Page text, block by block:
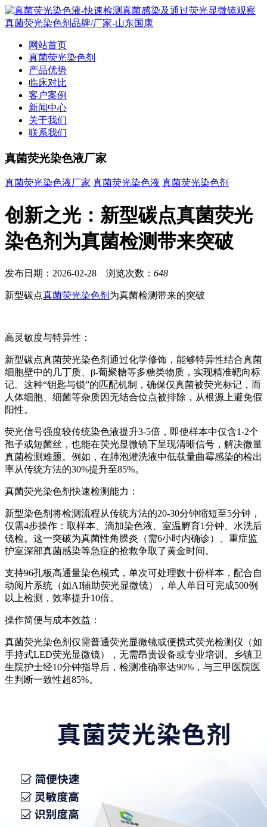
网站首页
真菌荧光染色剂
产品优势
临床对比
客户案例
新闻中心
关于我们
联系我们
真菌荧光染色液厂家
真菌荧光染色液厂家 真菌荧光染色液 真菌荧光染色剂
创新之光：新型碳点真菌荧光
染色剂为真菌检测带来突破
发布日期：2026-02-28 浏览次数： 648
新型碳点真菌荧光染色剂 为真菌检测带来的突破
高灵敏度与特异性：
新型碳点真菌荧光染色剂通过化学修饰，能够特异性结合真菌
细胞壁中的几丁质、β-葡聚糖等多糖类物质，实现精准靶向标
记。这种“钥匙与锁”的匹配机制，确保仅真菌被荧光标记，而
人体细胞、细菌等杂质因无结合位点被排除，从根源上避免假
阳性。
荧光信号强度较传统染色液提升3-5倍，即使样本中仅含1-2个
孢子或短菌丝，也能在荧光显微镜下呈现清晰信号，解决微量
真菌检测难题。例如，在肺泡灌洗液中低载量曲霉感染的检出
率从传统方法的30%提升至85%。
真菌荧光染色剂快速检测能力：
新型染色剂将检测流程从传统方法的20-30分钟缩短至5分钟，
仅需4步操作：取样本、滴加染色液、室温孵育1分钟、水洗后
镜检。这一突破为真菌性角膜炎（需6小时内确诊）、重症监
护室深部真菌感染等急症的抢救争取了黄金时间。
支持96孔板高通量染色模式，单次可处理数十份样本，配合自
动阅片系统（如AI辅助荧光显微镜），单人单日可完成500例
以上检测，效率提升10倍。
操作简便与成本效益：
真菌荧光染色剂 仅需普通荧光显微镜或便携式荧光检测仪（如
手持式LED荧光显微镜），无需昂贵设备或专业培训。乡镇卫
生院护士经10分钟指导后，检测准确率达90%，与三甲医院医
生判断一致性超85%。